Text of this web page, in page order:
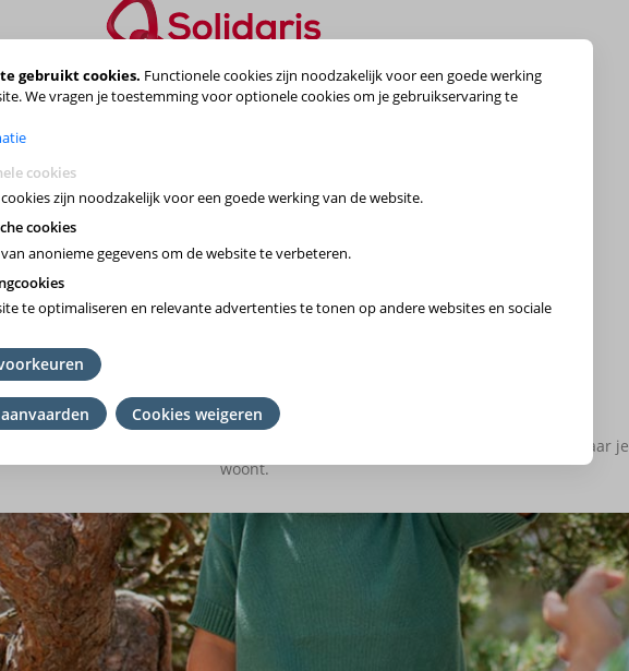
Maak je keuze
het ziekenfonds te kiezen waar je lid van bent. Ben je geen lid? Kies de regio waar je
woont.
gebruikt cookies. Functionele cookies zijn noodzakelijk voor een goede werking
We vragen je toestemming voor optionele cookies om je gebruikservaring te
cookies
zijn noodzakelijk voor een goede werking van de website.
cookies
anonieme gegevens om de website te verbeteren.
te optimaliseren en relevante advertenties te tonen op andere websites en sociale
Cookies weigeren